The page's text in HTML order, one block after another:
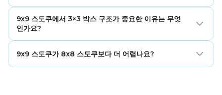
의 3×3 박스로 나뉘어 있습니다. 풀이자는 1부터 9까지의 숫자
를 배치하여 각 숫자가 모든 행, 열, 박스에 정확히 한 번씩 나
타나도록 해야 합니다. 이 형식은 스도쿠 풀이 기법의 전체 범
위를 지원하며, 전 세계 대회에서 사용되는 표준 형식입니다.
각각 9칸씩 있습니다. 일반적인 쉬움 퍼즐은 그중 36–42칸이
미리 채워져 있어 39–45칸이 비어 있습니다. 악마 난이도 퍼
논리적 분석이 필요합니다.
9x9 스도쿠에서 3×3 박스 구조가 중요한 이유는 무엇
인가요?
칸씩 교차하는, 완벽하게 균형 잡힌 제약 체계를 만듭니다. 이
대칭성은 포인팅 페어, 박스-라인 축소, 그리고 X-Wing,
9x9 스도쿠가 8x8 스도쿠보다 더 어렵나요?